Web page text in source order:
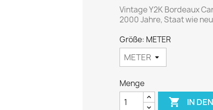
Vintage Y2K Bordeaux
2000 Jahre, Staat wie
Größe: METER
Menge
 IN